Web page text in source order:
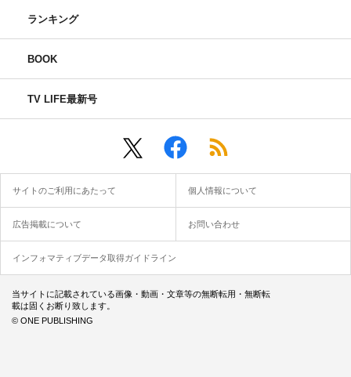
ランキング
BOOK
TV LIFE最新号
サイトのご利用にあたって 個人情報について
広告掲載について お問い合わせ
インフォマティブデータ取得ガイドライン
当サイトに記載されている画像・動画・文章等の無断転用・無断転
載は固くお断り致します。
© ONE PUBLISHING